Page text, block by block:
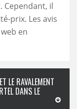
Cependant, il
prix. Les avis
en
LE RAVALEMENT
DANS LE